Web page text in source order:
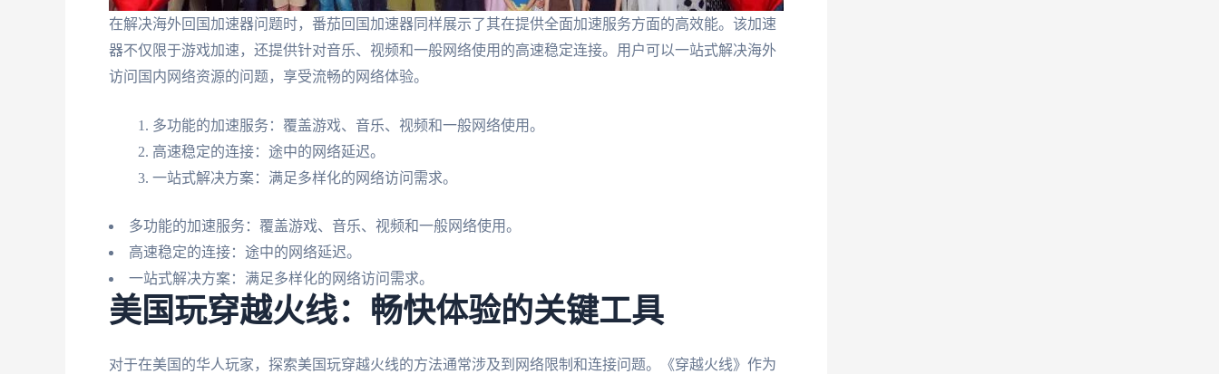
在解决海外回国加速器问题时，番茄回国加速器同样展示了其在提供全面加速服务方面的高效能。该加速
器不仅限于游戏加速，还提供针对音乐、视频和一般网络使用的高速稳定连接。用户可以一站式解决海外
访问国内网络资源的问题，享受流畅的网络体验。
多功能的加速服务：覆盖游戏、音乐、视频和一般网络使用。
高速稳定的连接：途中的网络延迟。
一站式解决方案：满足多样化的网络访问需求。
多功能的加速服务：覆盖游戏、音乐、视频和一般网络使用。
高速稳定的连接：途中的网络延迟。
一站式解决方案：满足多样化的网络访问需求。
美国玩穿越火线：畅快体验的关键工具
对于在美国的华人玩家，探索美国玩穿越火线的方法通常涉及到网络限制和连接问题。《穿越火线》作为